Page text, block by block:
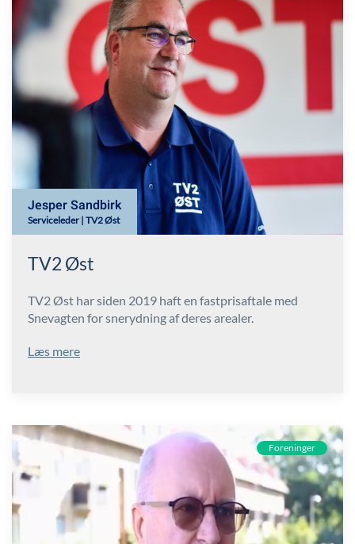
Jesper Sandbirk
Serviceleder | TV2 Øst
TV2 Øst
TV2 Øst har siden 2019 haft en fastprisaftale med
Snevagten for snerydning af deres arealer.
Læs mere
Foreninger